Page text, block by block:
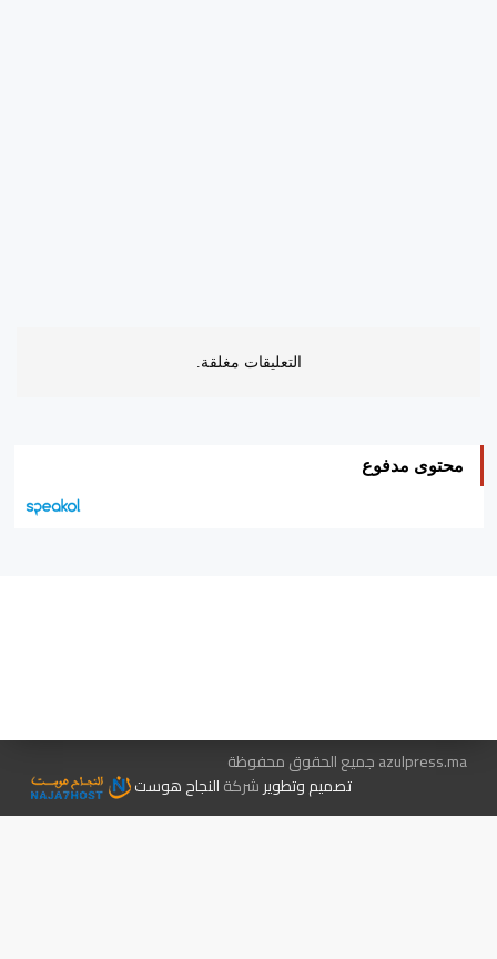
التعليقات مغلقة.
محتوى مدفوع
azulpress.ma جميع الحقوق محفوظة
تصميم وتطويرشركةالنجاح هوست